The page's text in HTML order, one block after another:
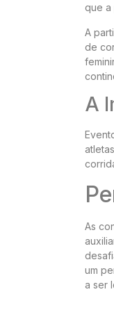
que a
A
de
A
As
um
a ser